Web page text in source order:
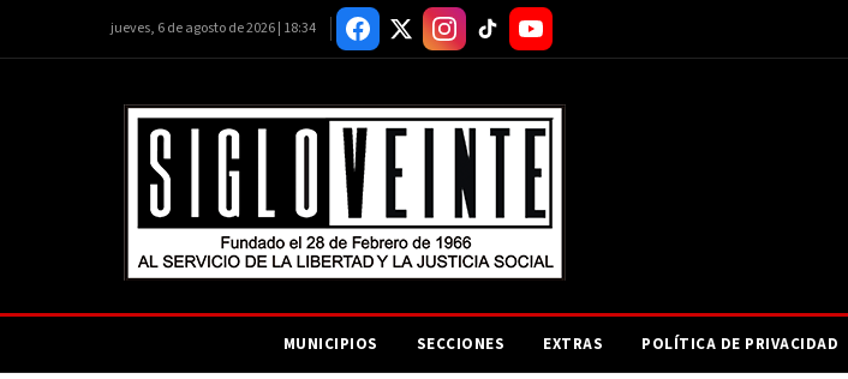
jueves, 6 de agosto de 2026 | 18:34
MUNICIPIOS SECCIONES EXTRAS POLÍTICA DE PRIVACIDAD